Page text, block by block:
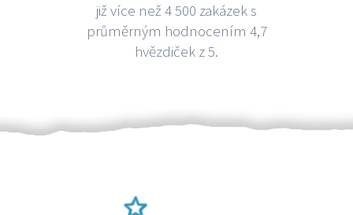
již více než 4 500 zakázek s
průměrným hodnocením 4,7
hvězdiček z 5.